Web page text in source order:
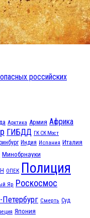
российских
Арктика Армия Африка
ГИБДД ГК СК Мост
Индия Испания Италия
Минобрнауки
ОПЕК Полиция
Яр Роскосмос
Смерть Суд
Япония